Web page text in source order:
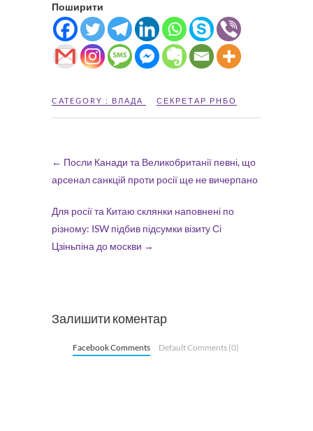
Поширити
CATEGORY : ВЛАДА СЕКРЕТАР РНБО
← Посли Канади та Великобританії певні, що
арсенал санкцій проти росії ще не вичерпано
Для росії та Китаю склянки наповнені по
різному: ISW підбив підсумки візиту Сі
Цзіньпіна до москви →
Залишити коментар
Facebook Comments Default Comments (0)